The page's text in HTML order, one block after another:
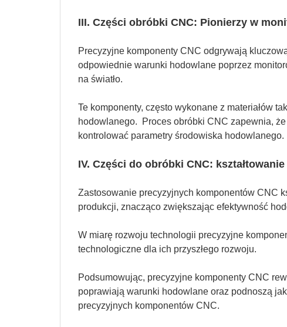
III. Części obróbki CNC: Pionierzy w
Precyzyjne komponenty CNC odgrywają
odpowiednie warunki hodowlane poprzez
na światło.
Te komponenty, często wykonane z materiałów
hodowlanego. Proces obróbki CNC zapewnia,
kontrolować parametry środowiska hodowlanego.
IV. Części do obróbki CNC:
Zastosowanie precyzyjnych komponentów CNC
produkcji, znacząco zwiększając efektywność
W miarę rozwoju technologii precyzyjne
technologiczne dla ich przyszłego rozwoju.
Podsumowując, precyzyjne komponenty CNC
poprawiają warunki hodowlane oraz podnoszą
precyzyjnych komponentów CNC.